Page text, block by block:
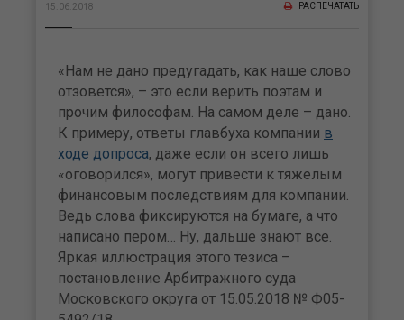
15.06.2018 РАСПЕЧАТАТЬ
«Нам не дано предугадать, как наше слово
отзовется», – это если верить поэтам и
прочим философам. На самом деле – дано.
К примеру, ответы главбуха компании в
ходе допроса, даже если он всего лишь
«оговорился», могут привести к тяжелым
финансовым последствиям для компании.
Ведь слова фиксируются на бумаге, а что
написано пером… Ну, дальше знают все.
Яркая иллюстрация этого тезиса –
постановление Арбитражного суда
Московского округа от 15.05.2018 № Ф05-